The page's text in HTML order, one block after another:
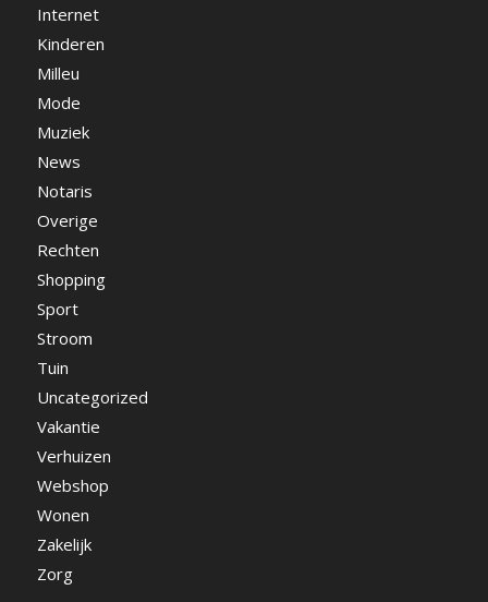
Internet
Kinderen
Milleu
Mode
Muziek
News
Notaris
Overige
Rechten
Shopping
Sport
Stroom
Tuin
Uncategorized
Vakantie
Verhuizen
Webshop
Wonen
Zakelijk
Zorg